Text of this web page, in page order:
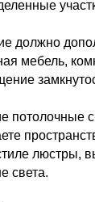
должно
мебель,
потолочные
люстры,
света.